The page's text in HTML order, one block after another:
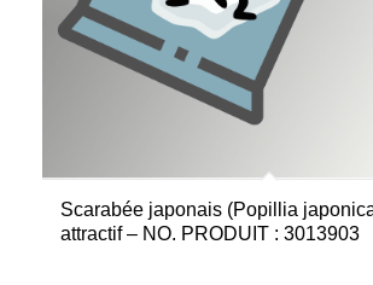
Scarabée japonais (Popillia
attractif – NO. PRODUIT : 3013903